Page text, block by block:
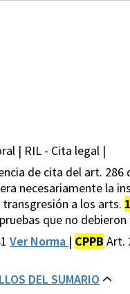
| RIL - Cita legal |
de cita del art.
necesariamente la
a los arts.
que no
Ver Norma | CPPB Art.
DEL SUMARIO